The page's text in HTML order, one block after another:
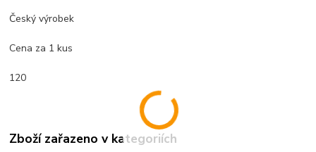
Český výrobek
Cena za 1 kus
120
Zboží zařazeno v kategoriích